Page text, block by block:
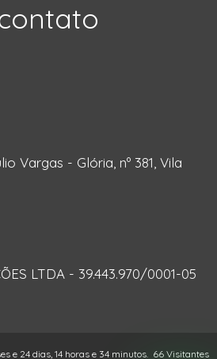
Vargas - Glória, nº 381, Vila
LTDA - 39.443.970/0001-05
e 24 dias, 14 horas e 34 minutos. 66 Visitantes